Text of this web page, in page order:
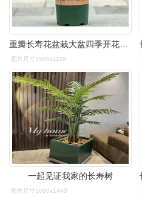
重瓣长寿花盆栽大盆四季开花好养室内阳台植物花卉绿植带花苞花苗红色
图片尺寸1500x1118
一起见证我家的长寿树
图片尺寸1080x1440